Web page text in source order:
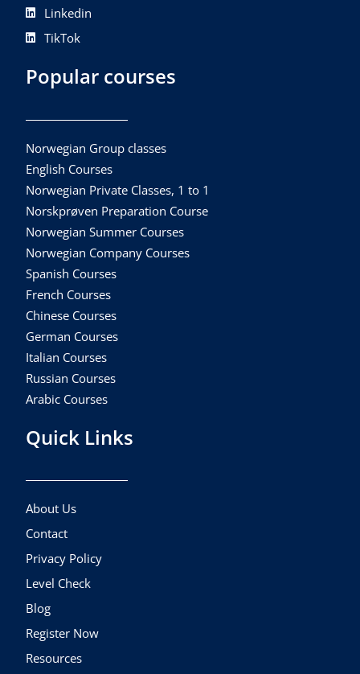
Linkedin
TikTok
Popular courses
Norwegian Group classes
English Courses
Norwegian Private Classes, 1 to 1
Norskprøven Preparation Course
Norwegian Summer Courses
Norwegian Company Courses
Spanish Courses
French Courses
Chinese Courses
German Courses
Italian Courses
Russian Courses
Arabic Courses
Quick Links
About Us
Contact
Privacy Policy
Level Check
Blog
Register Now
Resources